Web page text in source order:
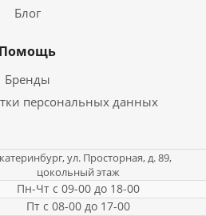
Блог
Помощь
Бренды
персональных данных
ул. Просторная, д. 89,
цокольный этаж
Пн-Чт с 09-00 до 18-00
Пт с 08-00 до 17-00